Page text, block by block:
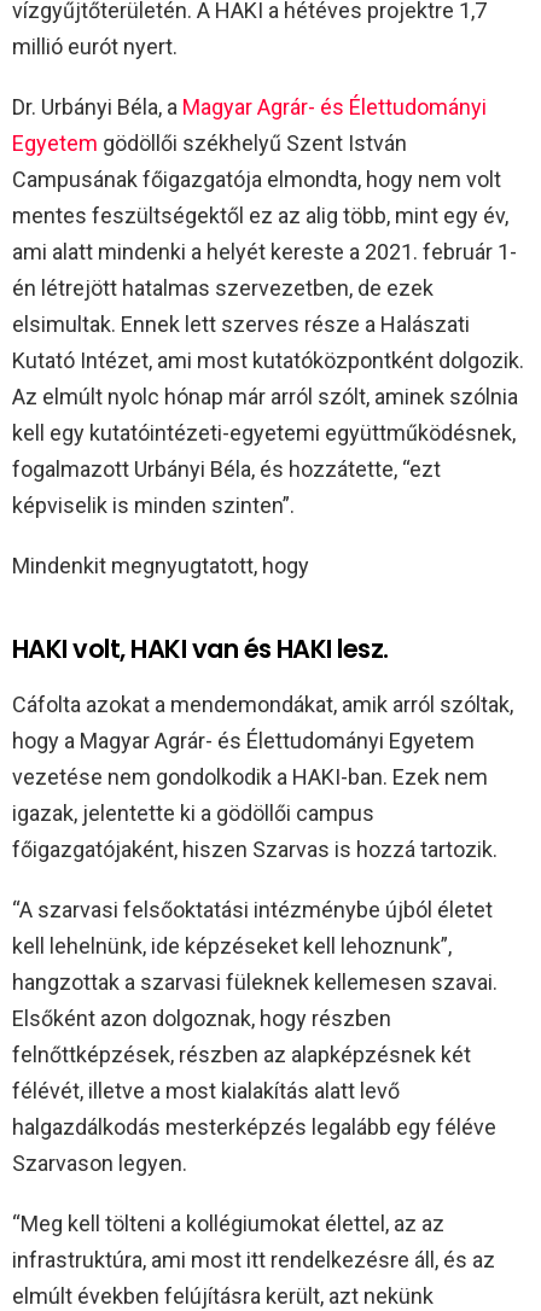
vízgyűjtőterületén. A HAKI a hétéves projektre 1,7
millió eurót nyert.
Dr. Urbányi Béla, a Magyar Agrár- és Élettudományi
Egyetem gödöllői székhelyű Szent István
Campusának főigazgatója elmondta, hogy nem volt
mentes feszültségektől ez az alig több, mint egy év,
ami alatt mindenki a helyét kereste a 2021. február 1-
én létrejött hatalmas szervezetben, de ezek
elsimultak. Ennek lett szerves része a Halászati
Kutató Intézet, ami most kutatóközpontként dolgozik.
Az elmúlt nyolc hónap már arról szólt, aminek szólnia
kell egy kutatóintézeti-egyetemi együttműködésnek,
fogalmazott Urbányi Béla, és hozzátette, “ezt
képviselik is minden szinten”.
Mindenkit megnyugtatott, hogy
HAKI volt, HAKI van és HAKI lesz.
Cáfolta azokat a mendemondákat, amik arról szóltak,
hogy a Magyar Agrár- és Élettudományi Egyetem
vezetése nem gondolkodik a HAKI-ban. Ezek nem
igazak, jelentette ki a gödöllői campus
főigazgatójaként, hiszen Szarvas is hozzá tartozik.
“A szarvasi felsőoktatási intézménybe újból életet
kell lehelnünk, ide képzéseket kell lehoznunk”,
hangzottak a szarvasi füleknek kellemesen szavai.
Elsőként azon dolgoznak, hogy részben
felnőttképzések, részben az alapképzésnek két
félévét, illetve a most kialakítás alatt levő
halgazdálkodás mesterképzés legalább egy féléve
Szarvason legyen.
“Meg kell tölteni a kollégiumokat élettel, az az
infrastruktúra, ami most itt rendelkezésre áll, és az
elmúlt években felújításra került, azt nekünk